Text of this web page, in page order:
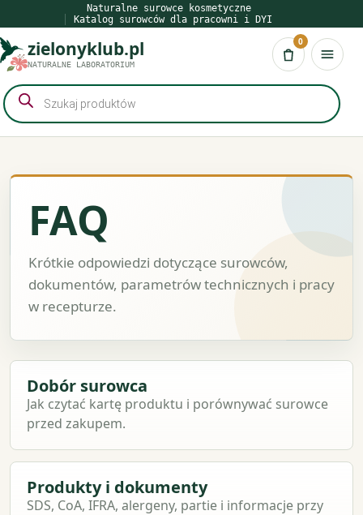
do
treści
Naturalne surowce kosmetyczne
Katalog surowców dla pracowni i DYI
zielonyklub.pl
NATURALNE LABORATORIUM Koszyk
0
Wyszukiwarka
produktów
FAQ
Krótkie odpowiedzi dotyczące surowców,
dokumentów, parametrów technicznych i pracy
w recepturze.
Dobór surowca
Jak czytać kartę produktu i porównywać surowce
przed zakupem.
Produkty i dokumenty
SDS, CoA, IFRA, alergeny, partie i informacje przy